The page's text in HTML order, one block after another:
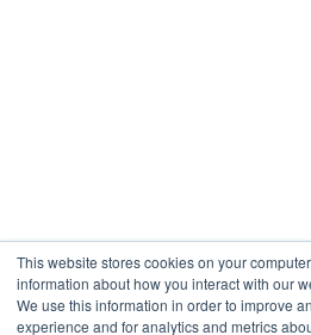
This website stores cookies on your
information about how you interact with our
We use this information in order to improve
experience and for analytics and metrics